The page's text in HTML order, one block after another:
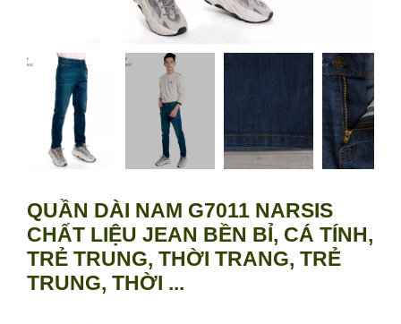
QUẦN DÀI NAM G7011 NARSIS
CHẤT LIỆU JEAN BỀN BỈ, CÁ TÍNH,
TRẺ TRUNG, THỜI TRANG, TRẺ
TRUNG, THỜI ...